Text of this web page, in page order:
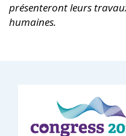
présenteront leurs
humaines.